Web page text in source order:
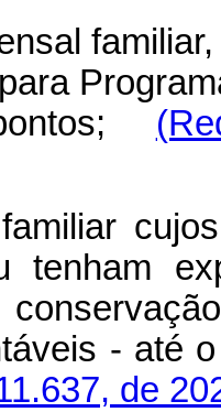
tenham
-
de